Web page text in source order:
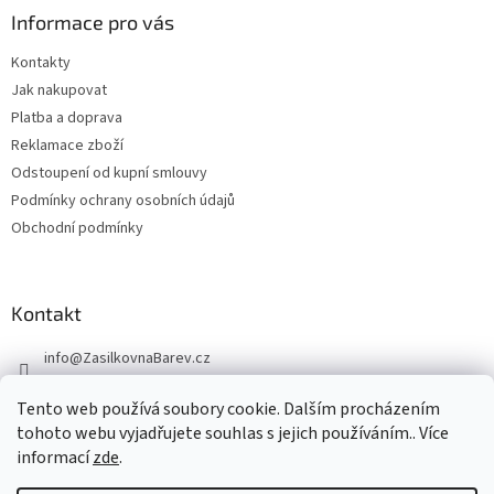
Tento web používá soubory cookie. Dalším procházením
tohoto webu vyjadřujete souhlas s jejich používáním.. Více
informacízde.
Informace pro vás
Kontakty
Jak nakupovat
Platba a doprava
Reklamace zboží
Odstoupení od kupní smlouvy
Podmínky ochrany osobních údajů
Obchodní podmínky
Kontakt
info@ZasilkovnaBarev.cz